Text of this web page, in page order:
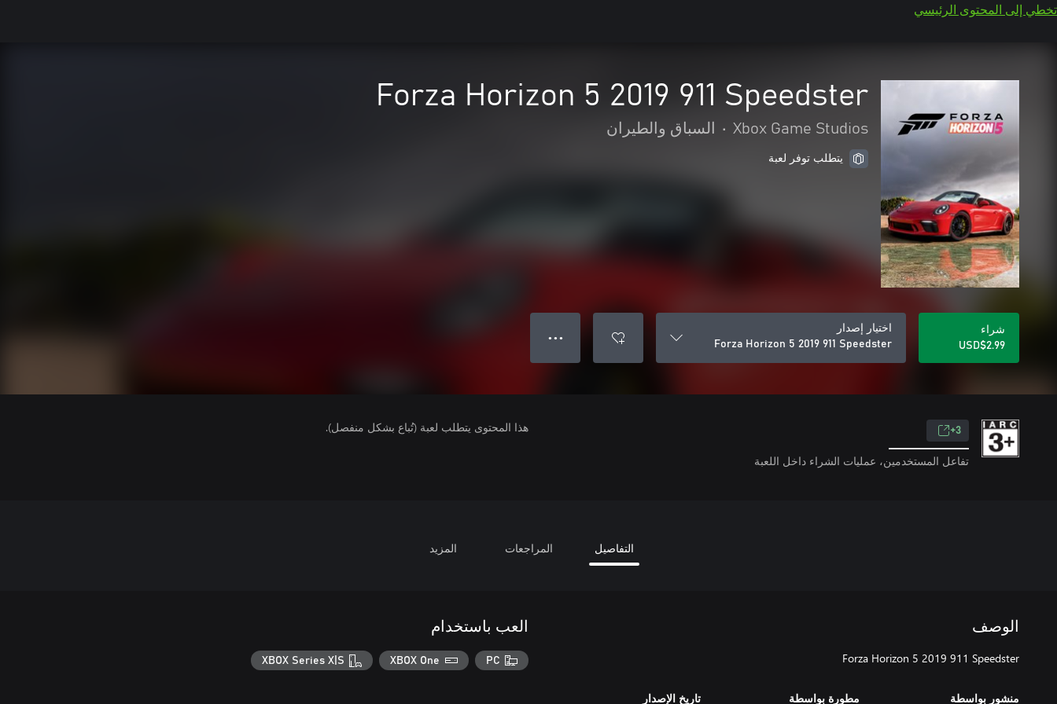
تخطي إلى المحتوى الرئيسي
Forza Horizon 5 2019 911 Speedster
Xbox Game Studios
• السباق والطيران
يتطلب توفر لعبة
شراء
USD$2.99
اختيار إصدار
Forza Horizon 5 2019 911 Speedster
● ● ●
3+
تفاعل المستخدمين، عمليات الشراء داخل اللعبة
هذا المحتوى يتطلب لعبة (تُباع بشكل منفصل).
التفاصيل المراجعات المزيد
الوصف
Forza Horizon 5 2019 911 Speedster
منشور بواسطة مطورة بواسطة تاريخ الإصدار
العب باستخدام
PC
XBOX One
XBOX Series X|S